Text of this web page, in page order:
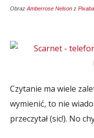
Obraz Amberrose Nelson z
Czytanie ma wiele
wymienić, to nie
przeczytał (sic!). No